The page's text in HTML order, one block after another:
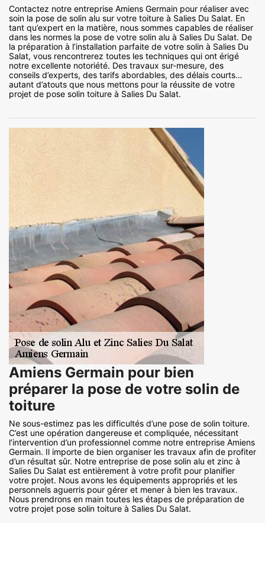
Contactez notre entreprise Amiens Germain pour réaliser avec
soin la pose de solin alu sur votre toiture à Salies Du Salat. En
tant qu’expert en la matière, nous sommes capables de réaliser
dans les normes la pose de votre solin alu à Salies Du Salat. De
la préparation à l’installation parfaite de votre solin à Salies Du
Salat, vous rencontrerez toutes les techniques qui ont érigé
notre excellente notoriété. Des travaux sur-mesure, des
conseils d’experts, des tarifs abordables, des délais courts…
autant d’atouts que nous mettons pour la réussite de votre
projet de pose solin toiture à Salies Du Salat.
Amiens Germain pour bien
préparer la pose de votre solin de
toiture
Ne sous-estimez pas les difficultés d’une pose de solin toiture.
C’est une opération dangereuse et compliquée, nécessitant
l’intervention d’un professionnel comme notre entreprise Amiens
Germain. Il importe de bien organiser les travaux afin de profiter
d’un résultat sûr. Notre entreprise de pose solin alu et zinc à
Salies Du Salat est entièrement à votre profit pour planifier
votre projet. Nous avons les équipements appropriés et les
personnels aguerris pour gérer et mener à bien les travaux.
Nous prendrons en main toutes les étapes de préparation de
votre projet pose solin toiture à Salies Du Salat.